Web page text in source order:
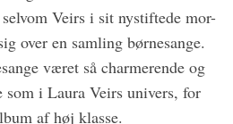
Veirs i sit nystiftede mor-
over en samling børnesange.
været så charmerende og
som i Laura Veirs univers, for
af høj klasse.